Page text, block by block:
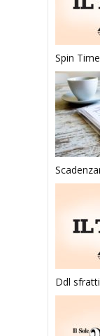
Spin
Ddl